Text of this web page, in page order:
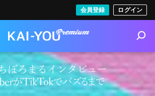
会員登録 ログイン
e